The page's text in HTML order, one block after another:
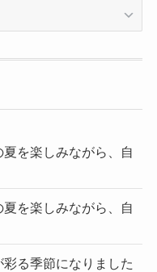
を楽しみながら、自
を楽しみながら、自
彩る季節になりました